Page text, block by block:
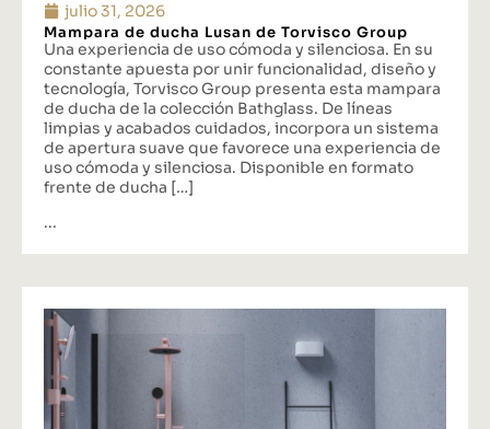
julio 31, 2026
Mampara de ducha Lusan de Torvisco Group
Una experiencia de uso cómoda y silenciosa. En su
constante apuesta por unir funcionalidad, diseño y
tecnología, Torvisco Group presenta esta mampara
de ducha de la colección Bathglass. De líneas
limpias y acabados cuidados, incorpora un sistema
de apertura suave que favorece una experiencia de
uso cómoda y silenciosa. Disponible en formato
frente de ducha […]
...